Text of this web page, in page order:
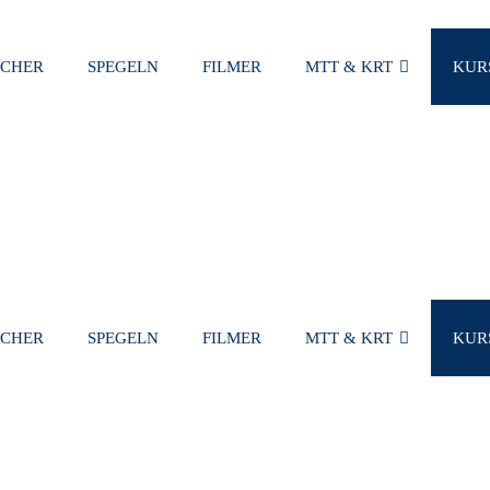
SPEGELN FILMER MTT & KRT
SPEGELN FILMER MTT & KRT